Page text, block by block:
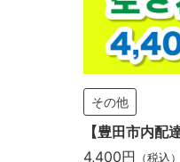
その他
【豊田市内配
4,400円 （税込）